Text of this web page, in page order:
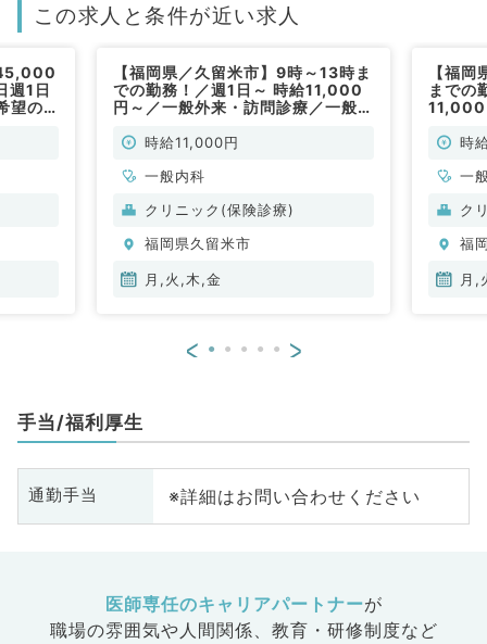
この求人と条件が近い求人
週1日
望の
【福岡県／久留米市】9時～13時ま
での勤務！／週1日～ 時給11,000
円～／一般外来・訪問診療／一般内
時給11,000円
一般内科
クリニック(保険診療)
福岡県久留米市
月,火,木,金
【福
までの
11,000
時
一
ク
福
月,
< >
手当/福利厚生
通勤手当 ※詳細はお問い合わせください
医師専任のキャリアパートナーが
職場の雰囲気や人間関係、 教育・研修制度など